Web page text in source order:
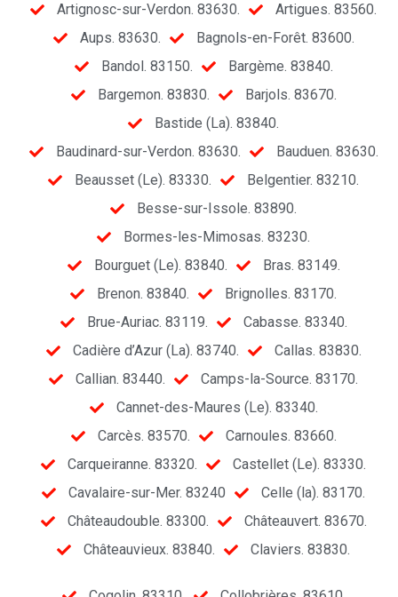
Artignosc-sur-Verdon. 83630.
Artigues. 83560.
Aups. 83630.
Bagnols-en-Forêt. 83600.
Bandol. 83150.
Bargème. 83840.
Bargemon. 83830.
Barjols. 83670.
Bastide (La). 83840.
Baudinard-sur-Verdon. 83630.
Bauduen. 83630.
Beausset (Le). 83330.
Belgentier. 83210.
Besse-sur-Issole. 83890.
Bormes-les-Mimosas. 83230.
Bourguet (Le). 83840.
Bras. 83149.
Brenon. 83840.
Brignolles. 83170.
Brue-Auriac. 83119.
Cabasse. 83340.
Cadière d’Azur (La). 83740.
Callas. 83830.
Callian. 83440.
Camps-la-Source. 83170.
Cannet-des-Maures (Le). 83340.
Carcès. 83570.
Carnoules. 83660.
Carqueiranne. 83320.
Castellet (Le). 83330.
Cavalaire-sur-Mer. 83240
Celle (la). 83170.
Châteaudouble. 83300.
Châteauvert. 83670.
Châteauvieux. 83840.
Claviers. 83830.